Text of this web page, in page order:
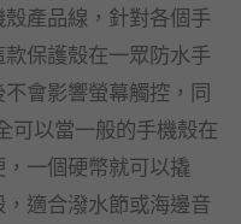
產品線，針對各個手
保護殼在一眾防水手
會影響螢幕觸控，同
可以當一般的手機殼在
一個硬幣就可以撬
適合潑水節或海邊音